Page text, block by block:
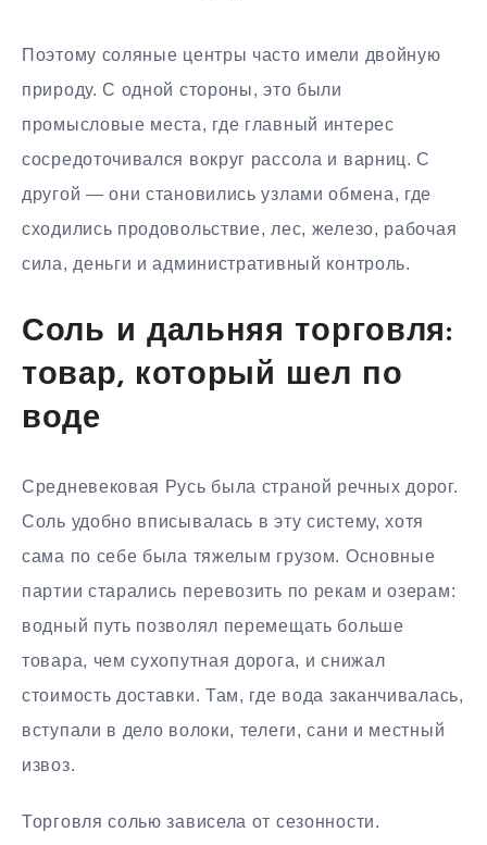
Поэтому соляные центры часто имели двойную
природу. С одной стороны, это были
промысловые места, где главный интерес
сосредоточивался вокруг рассола и варниц. С
другой — они становились узлами обмена, где
сходились продовольствие, лес, железо, рабочая
сила, деньги и административный контроль.
Соль и дальняя торговля:
товар, который шел по
воде
Средневековая Русь была страной речных дорог.
Соль удобно вписывалась в эту систему, хотя
сама по себе была тяжелым грузом. Основные
партии старались перевозить по рекам и озерам:
водный путь позволял перемещать больше
товара, чем сухопутная дорога, и снижал
стоимость доставки. Там, где вода заканчивалась,
вступали в дело волоки, телеги, сани и местный
извоз.
Торговля солью зависела от сезонности.